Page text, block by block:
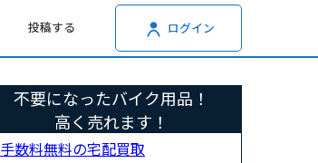
投稿する ログイン
不要になったバイク用品！
高く売れます！
手数料無料の宅配買取